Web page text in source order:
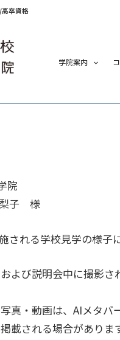
卒資格
学院案内
院
子 様
される学校見学の様子
よび説明会中に撮影さ
真・動画は、AIメタ
載される場合がありま